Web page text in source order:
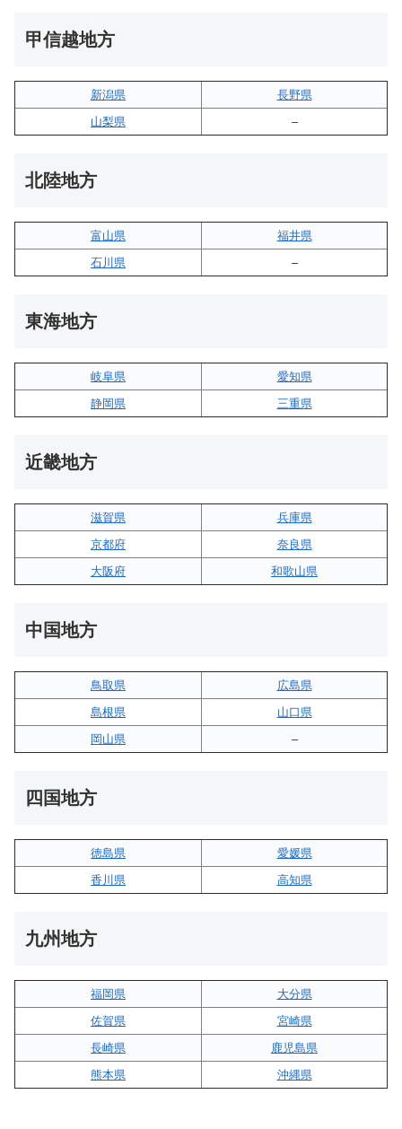
甲信越地方
新潟県
長野県
山梨県
–
北陸地方
富山県
福井県
石川県
–
東海地方
岐阜県
愛知県
静岡県
三重県
近畿地方
滋賀県
兵庫県
京都府
奈良県
大阪府
和歌山県
中国地方
鳥取県
広島県
島根県
山口県
岡山県
–
四国地方
徳島県
愛媛県
香川県
高知県
九州地方
福岡県
大分県
佐賀県
宮崎県
長崎県
鹿児島県
熊本県
沖縄県